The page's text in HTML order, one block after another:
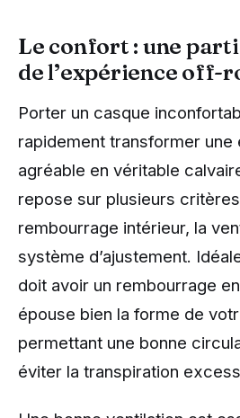
Le confort : une
de l’expérience off-
Porter un casque
rapidement transformer une
agréable en véritable
repose sur plusieurs
rembourrage intérieur, la
système d’ajustement.
doit avoir un rembourrage
épouse bien la forme de
permettant une bonne
éviter la transpiration